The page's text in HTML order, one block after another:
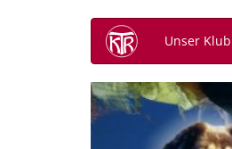
Unser Klub
Previous